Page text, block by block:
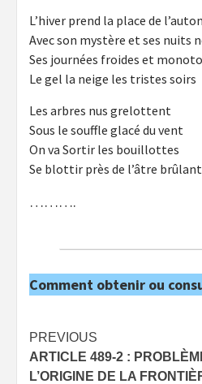
L’hiver prend la place de
Avec son mystère et ses nuits
Ses journées froides et
Le gel la neige les tristes soirs
Les arbres nus grelottent
Sous le souffle glacé du vent
On va Sortir les bouillottes
Se blottir près de l’âtre brûlant
……….
Comment obtenir ou
Post
navigation
PREVIOUS
ARTICLE 489-2 :
L’ORIGINE DE LA